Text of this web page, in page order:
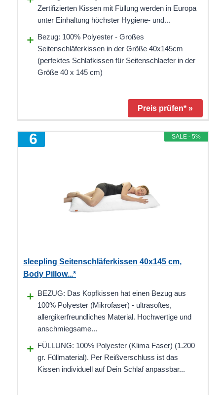
Zertifizierten Kissen mit Füllung werden in Europa
unter Einhaltung höchster Hygiene- und...
Bezug: 100% Polyester - Großes
Seitenschläferkissen in der Größe 40x145cm
(perfektes Schlafkissen für Seitenschlaefer in der
Größe 40 x 145 cm)
Preis prüfen* »
SALE - 5%
sleepling Seitenschläferkissen 40x145 cm,
Body Pillow...*
BEZUG: Das Kopfkissen hat einen Bezug aus
100% Polyester (Mikrofaser) - ultrasoftes,
allergikerfreundliches Material. Hochwertige und
anschmiegsame...
FÜLLUNG: 100% Polyester (Klima Faser) (1.200
gr. Füllmaterial). Per Reißverschluss ist das
Kissen individuell auf Dein Schlaf anpassbar...